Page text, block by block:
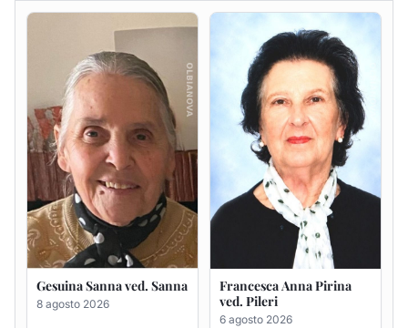
Gesuina Sanna ved. Sanna
8 agosto 2026
Francesca Anna Pirina
ved. Pileri
6 agosto 2026